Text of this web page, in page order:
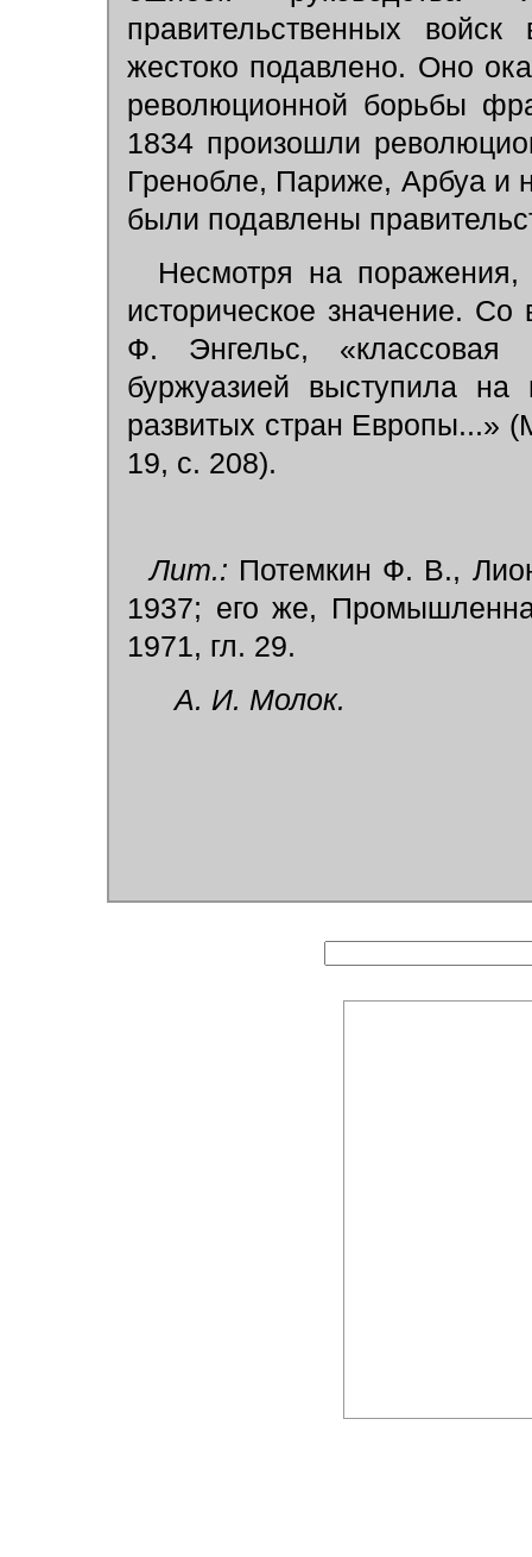
правительственных
жестоко подавлено. Оно
революционной борьбы
1834 произошли
Гренобле, Париже, Арбуа и
были подавлены
Несмотря на
историческое значение.
Ф. Энгельс, «классовая
буржуазией выступила
развитых стран Европы...»
19, с. 208).
Лит.: Потемкин Ф. В.,
1937; его же,
1971, гл. 29.
А. И. Молок.